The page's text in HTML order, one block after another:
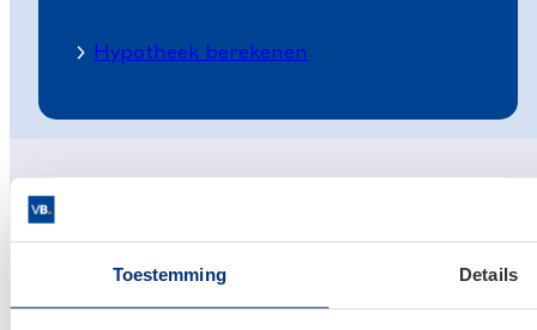
Toestemming Details
Hypotheek berekenen
ontwikkelingen.